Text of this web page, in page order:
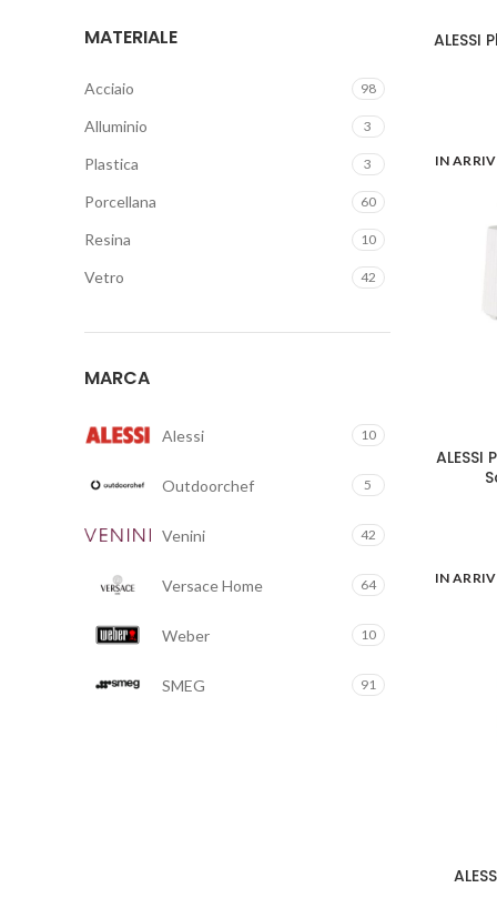
Jack
27
Verde
2
10
MATERIALE
Acciaio 98
Alluminio 3
Plastica 3
Porcellana 60
Resina 10
Vetro 42
MARCA
Alessi 10
Outdoorchef 5
Venini 42
Versace Home 64
Weber 10
SMEG 91
IN
IN